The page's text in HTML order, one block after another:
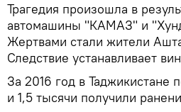
Трагедия произошла в
автомашины "КАМАЗ" и
Жертвами стали жители
Следствие устанавливает
За 2016 год в Таджикистане
и 1,5 тысячи получили